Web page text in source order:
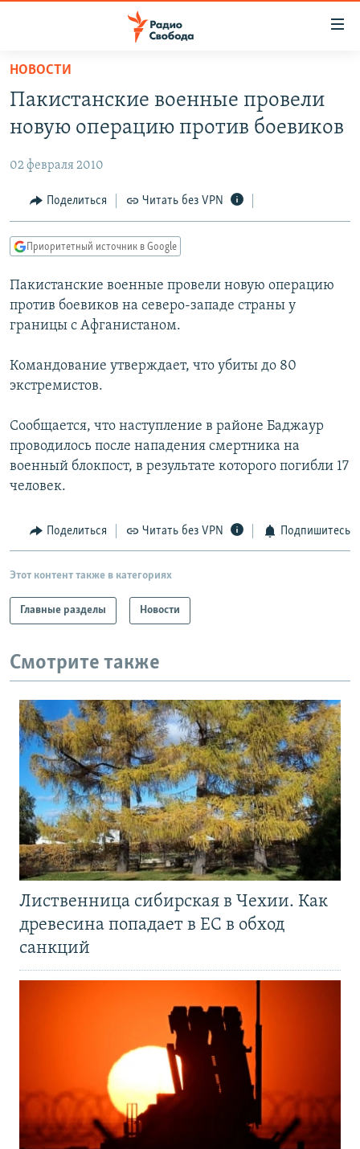
упрощенного
доступа
основному
Вернутся
главной
навигации
Вернутся
поиску
АВТОРСКИЕ ПРОЕКТЫ
ЦИТАТЫ СВОБОДЫ
МНЕНИЯ
IDEL.РЕАЛИИ
КАВКАЗ.РЕАЛИИ
СЕВЕР.РЕАЛИИ
РАСПИСАНИЕ ВЕЩАНИЯ
СОЦИАЛЬНЫЕ СЕТИ
Все сайты РСЕ/РС
НОВОСТИ
Пакистанские военные провели
новую операцию против боевиков
02 февраля 2010
Поделиться Читать без VPN
Приоритетный источник в Google
Пакистанские военные провели новую операцию
против боевиков на северо-западе страны у
границы с Афганистаном.
Командование утверждает, что убиты до 80
экстремистов.
Сообщается, что наступление в районе Баджаур
проводилось после нападения смертника на
военный блокпост, в результате которого погибли 17
человек.
Поделиться Читать без VPN Подпишитесь
Этот контент также в категориях
Главные разделы Новости
Смотрите также
Лиственница сибирская в Чехии. Как
древесина попадает в ЕС в обход
санкций